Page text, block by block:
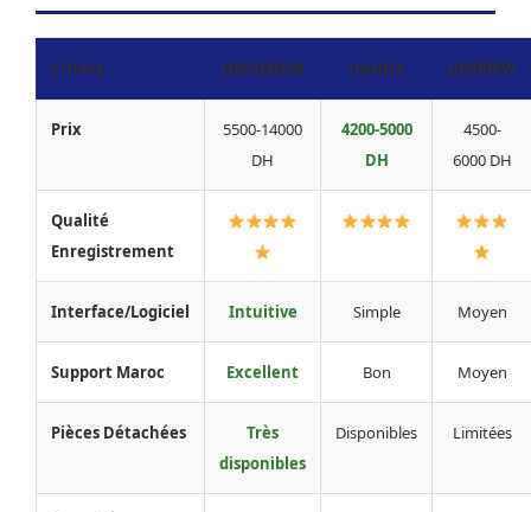
Critère HIKVISION DAHUA UNIVIEW
Prix
5500-14000
DH
4200-5000
DH
4500-
6000 DH
Qualité
Enregistrement
Interface/Logiciel Intuitive Simple Moyen
Support Maroc Excellent Bon Moyen
Pièces Détachées
Très
disponibles
Disponibles Limitées